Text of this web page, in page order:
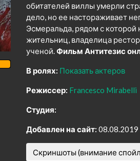
обитателей виллы умерли
дело, но ее настораживает
Эсмеральда, рядом с
жительниц, владелица
ученой.Фильм Антитезис
В ролях: Показать актеров
Режиссер: Francesco Mirabelli
Студия:
Добавлен на сайт: 08.08.2019
Скриншоты (внимание